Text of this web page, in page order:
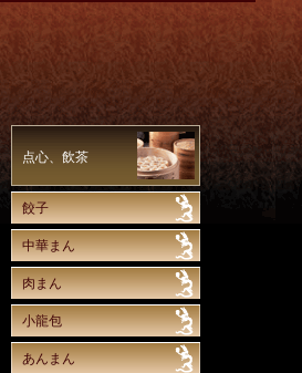
点心、飲茶
餃子
中華まん
肉まん
小龍包
あんまん